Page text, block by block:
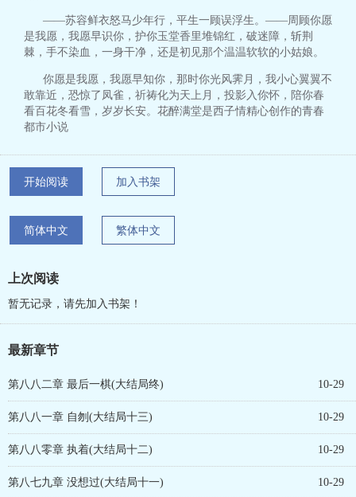
——苏容鲜衣怒马少年行，平生一顾误浮生。——周顾你愿
是我愿，我愿早识你，护你玉堂香里堆锦红，破迷障，斩荆
棘，手不染血，一身干净，还是初见那个温温软软的小姑娘。
你愿是我愿，我愿早知你，那时你光风霁月，我小心翼翼不
敢靠近，恐惊了凤雀，祈祷化为天上月，投影入你怀，陪你春
看百花冬看雪，岁岁长安。花醉满堂是西子情精心创作的青春
都市小说
开始阅读 加入书架
简体中文 繁体中文
上次阅读
暂无记录，请先加入书架！
最新章节
第八八二章 最后一棋(大结局终) 10-29
第八八一章 自刎(大结局十三) 10-29
第八八零章 执着(大结局十二) 10-29
第八七九章 没想过(大结局十一) 10-29